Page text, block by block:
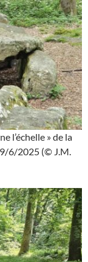
l’échelle » de la
6/2025 (© J.M.